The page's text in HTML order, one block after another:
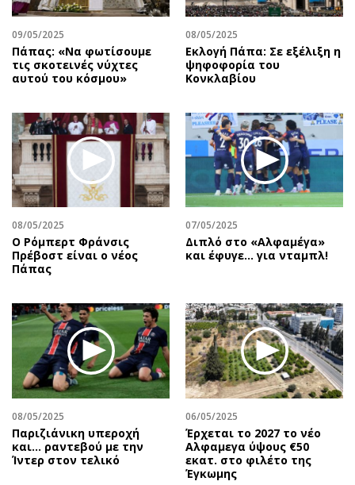
Χειρόγραφα
Επιστολές
09/05/2025
Πάπας: «Να φωτίσουμε
τις σκοτεινές νύχτες
αυτού του κόσμου»
08/05/2025
Εκλογή Πάπα: Σε εξέλιξη η
ψηφοφορία του
Κονκλαβίου
08/05/2025
Ο Ρόμπερτ Φράνσις
Πρέβοστ είναι ο νέος
Πάπας
07/05/2025
Διπλό στο «Αλφαμέγα»
και έφυγε… για νταμπλ!
08/05/2025
Παριζιάνικη υπεροχή
και... ραντεβού με την
Ίντερ στον τελικό
06/05/2025
Έρχεται το 2027 το νέο
Aλφαμεγα ύψους €50
εκατ. στο φιλέτο της
Έγκωμης